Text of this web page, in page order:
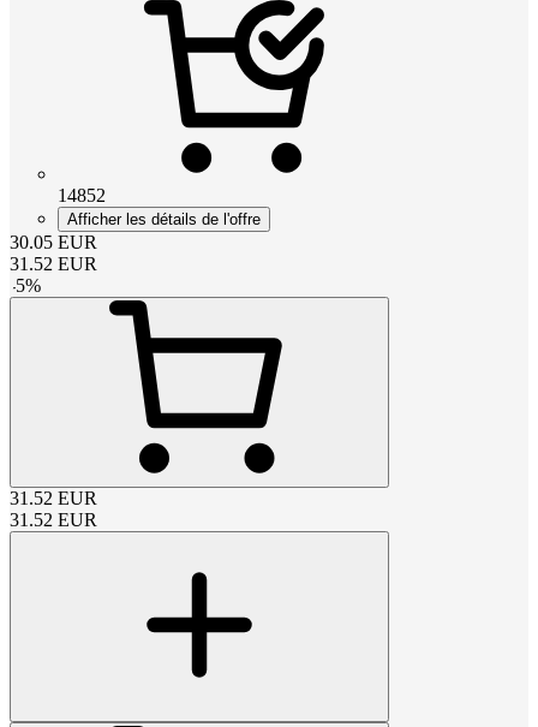
14852
Afficher les détails de l'offre
30.05 EUR
31.52 EUR
-5%
31.52 EUR
31.52 EUR